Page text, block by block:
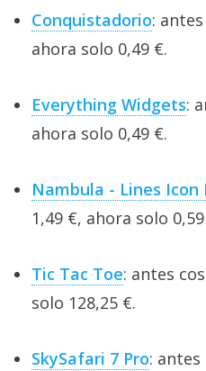
Conquistadorio:
ahora solo 0,49 €.
Everything Widgets:
ahora solo 0,49 €.
Nambula - Lines Icon
1,49 €, ahora solo
Tic Tac Toe: antes
solo 128,25 €.
SkySafari 7 Pro: antes